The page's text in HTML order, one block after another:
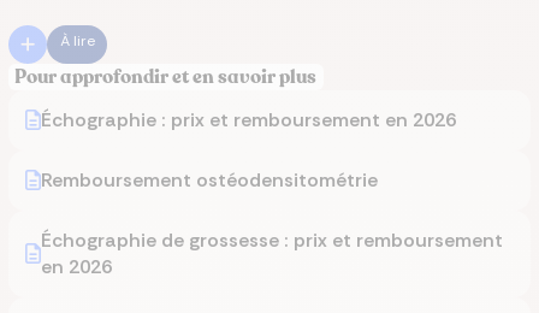
À lire
Pour approfondir et en savoir plus
Échographie : prix et remboursement en 2026
Remboursement ostéodensitométrie
Échographie de grossesse : prix et remboursement
en 2026